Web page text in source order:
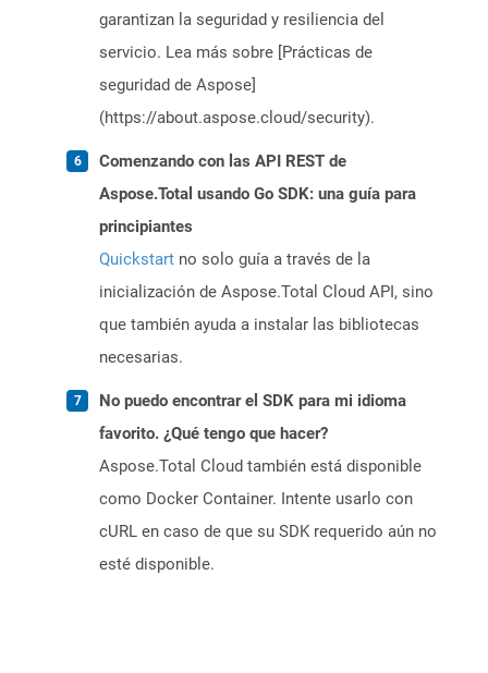
garantizan la seguridad y resiliencia del
servicio. Lea más sobre [Prácticas de
seguridad de Aspose]
(https://about.aspose.cloud/security).
Comenzando con las API REST de
Aspose.Total usando Go SDK: una guía para
principiantes
Quickstart no solo guía a través de la
inicialización de Aspose.Total Cloud API, sino
que también ayuda a instalar las bibliotecas
necesarias.
No puedo encontrar el SDK para mi idioma
favorito. ¿Qué tengo que hacer?
Aspose.Total Cloud también está disponible
como Docker Container. Intente usarlo con
cURL en caso de que su SDK requerido aún no
esté disponible.